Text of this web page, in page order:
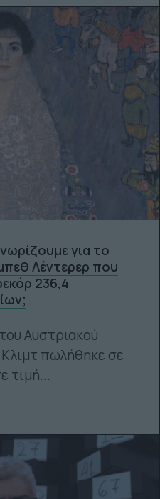
για το
Λέντερερ που
236,4
Αυστριακού
πωλήθηκε σε
τιμή...